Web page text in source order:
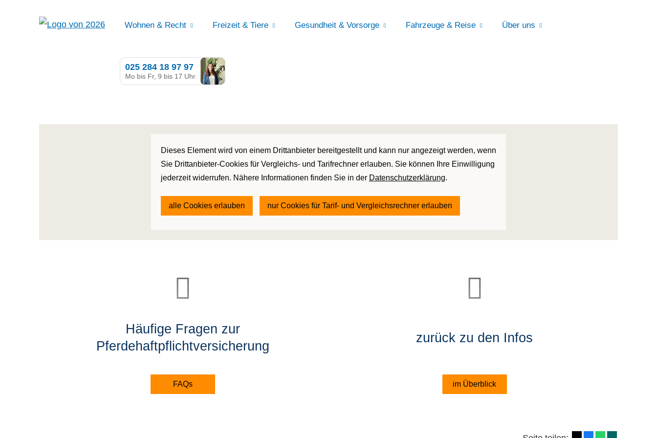
Wohnen & Recht Freizeit & Tiere Gesundheit & Vorsorge Fahrzeuge & Reise Über uns
025 284 18 97 97
Mo bis Fr, 9 bis 17 Uhr
Dieses Element wird von einem Drittanbieter bereitgestellt und kann nur angezeigt werden, wenn
Sie Drittanbieter-Cookies für Vergleichs- und Tarifrechner erlauben. Sie können Ihre Einwilligung
jederzeit widerrufen. Nähere Informationen finden Sie in der Datenschutzerklärung.
alle Cookies erlauben nur Cookies für Tarif- und Vergleichsrechner erlauben
Häufige Fragen zur
Pferdehaftpflichtversicherung
FAQs
zurück zu den Infos
im Überblick